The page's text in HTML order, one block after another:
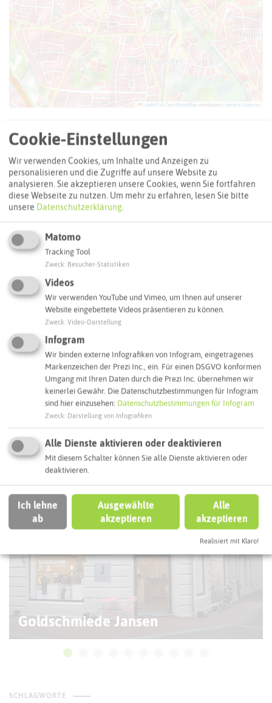
Leaflet OpenStreetMapcontributors | weitere Lizenzen
Adresse:
The Tasting Room Recklinghausen - Shop & Bar
Münsterstraße 13
45657 Recklinghausen
Webseite
Interaktive Karte
Routenplanung zum Ziel:
ÖPNV-Route finden
Autoroute finden
ATTRAKTIONEN IN DER UMGEBUNG
RECKLINGHAUSEN
Goldschmiede Jansen
SCHLAGWORTE
Cookie-Einstellungen
Wir verwenden Cookies, um Inhalte und Anzeigen zu
personalisieren und die Zugriffe auf unsere Website zu
analysieren. Sie akzeptieren unsere Cookies, wenn Sie fortfahren
diese Webseite zu nutzen. Um mehr zu erfahren, lesen Sie bitte
unsere Datenschutzerklärung.
Matomo
Tracking Tool
Zweck Besucher-Statistiken
Videos
Wir verwenden YouTube und Vimeo, um Ihnen auf unserer
Website eingebettete Videos präsentieren zu können.
Zweck Video-Darstellung
Infogram
Wir binden externe Infografiken von Infogram, eingetragenes
Markenzeichen der Prezi Inc., ein. Für einen DSGVO konformen
Umgang mit Ihren Daten durch die Prezi Inc. übernehmen wir
keinerlei Gewähr. Die Datenschutzbestimmungen für Infogram
sind hier einzusehen: Datenschutzbestimmungen für Infogram
Zweck Darstellung von Infografiken
Alle Dienste aktivieren oder deaktivieren
Mit diesem Schalter können Sie alle Dienste aktivieren oder
deaktivieren.
Ich lehne
ab
Ausgewählte
akzeptieren
Alle
akzeptieren
Realisiert mit Klaro!